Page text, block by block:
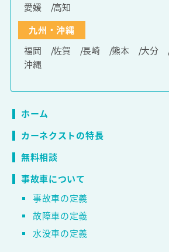
愛媛
高知
九州・沖縄
福岡
佐賀 長崎 熊本 大分
沖縄
ホーム
カーネクストの特長
無料相談
事故車について
事故車の定義
故障車の定義
水没車の定義